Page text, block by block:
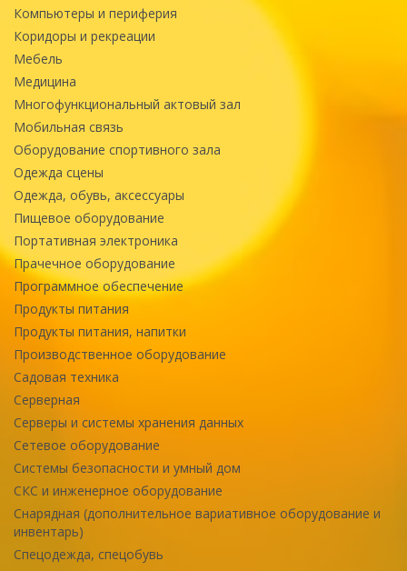
Компьютеры и периферия
Коридоры и рекреации
Мебель
Медицина
Многофункциональный актовый зал
Мобильная связь
Оборудование спортивного зала
Одежда сцены
Одежда, обувь, аксессуары
Пищевое оборудование
Портативная электроника
Прачечное оборудование
Программное обеспечение
Продукты питания
Продукты питания, напитки
Производственное оборудование
Садовая техника
Серверная
Серверы и системы хранения данных
Сетевое оборудование
Системы безопасности и умный дом
СКС и инженерное оборудование
Снарядная (дополнительное вариативное оборудование и
инвентарь)
Спецодежда, спецобувь